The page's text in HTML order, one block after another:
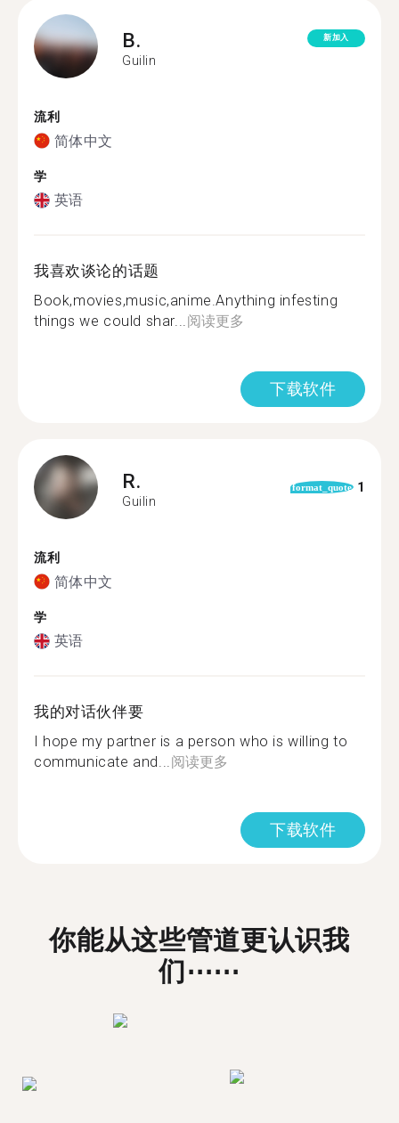
B.
Guilin
新加入
流利
简体中文
学
英语
我喜欢谈论的话题
Book,movies,music,anime.Anything infesting
things we could shar...阅读更多
下载软件
R.
Guilin
format_quote 1
流利
简体中文
学
英语
我的对话伙伴要
I hope my partner is a person who is willing to
communicate and...阅读更多
下载软件
你能从这些管道更认识我
们⋯⋯